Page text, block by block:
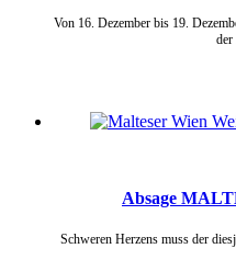
Von 16. Dezember bis 19.
Absage
Schweren Herzens muss der